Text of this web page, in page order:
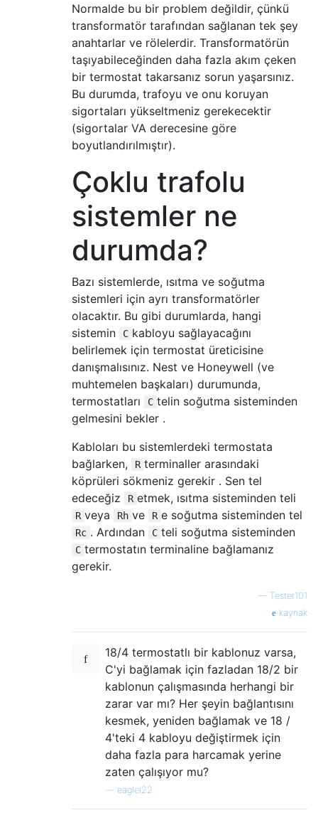
Normalde bu bir problem değildir, çünkü
transformatör tarafından sağlanan tek şey
anahtarlar ve rölelerdir. Transformatörün
taşıyabileceğinden daha fazla akım çeken
bir termostat takarsanız sorun yaşarsınız.
Bu durumda, trafoyu ve onu koruyan
sigortaları yükseltmeniz gerekecektir
(sigortalar VA derecesine göre
boyutlandırılmıştır).
Çoklu trafolu
sistemler ne
durumda?
Bazı sistemlerde, ısıtma ve soğutma
sistemleri için ayrı transformatörler
olacaktır. Bu gibi durumlarda, hangi
sistemin
C kabloyu sağlayacağını
belirlemek için termostat üreticisine
danışmalısınız. Nest ve Honeywell (ve
muhtemelen başkaları) durumunda,
termostatları
C telin soğutma sisteminden
gelmesini bekler .
Kabloları bu sistemlerdeki termostata
bağlarken,
R terminaller arasındaki
köprüleri sökmeniz gerekir . Sen tel
edeceğiz
R etmek, ısıtma sisteminden teli
R veya Rh ve R e soğutma sisteminden tel
Rc . Ardından C teli soğutma sisteminden
C termostatın terminaline bağlamanız
gerekir.
— Tester101
kaynak
18/4 termostatlı bir kablonuz varsa,
C'yi bağlamak için fazladan 18/2 bir
kablonun çalışmasında herhangi bir
zarar var mı? Her şeyin bağlantısını
kesmek, yeniden bağlamak ve 18 /
4'teki 4 kabloyu değiştirmek için
daha fazla para harcamak yerine
zaten çalışıyor mu?
eaglei22